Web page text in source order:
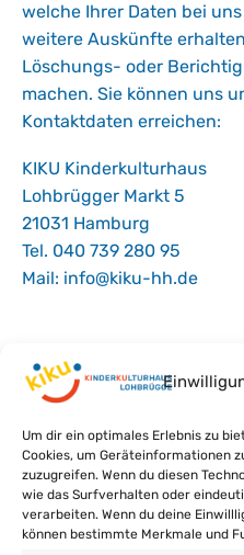
Um dir ein optimales Erlebnis zu
Cookies, um Geräteinformationen
zuzugreifen. Wenn du diesen
wie das Surfverhalten oder
verarbeiten. Wenn du deine
können bestimmte Merkmale und
welche Ihrer Daten bei
weitere Auskünfte
Löschungs- oder
machen. Sie können uns
Kontaktdaten erreichen:
KIKU Kinderkulturhaus
Lohbrügger Markt 5
21031 Hamburg
Tel. 040 739 280 95
Mail: info@kiku-hh.de